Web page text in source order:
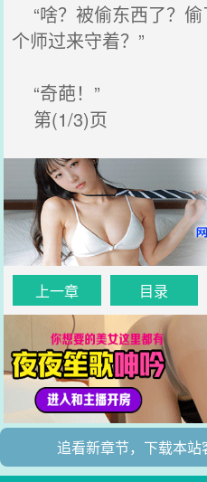
“啥？被偷东西了？
个师过来守着？”
“奇葩！”
第(1/3)页
上一章 目录
追看新章节，下载本